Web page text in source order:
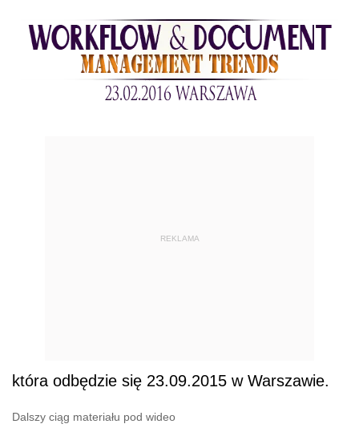
REKLAMA
która odbędzie się 23.09.2015 w Warszawie.
Dalszy ciąg materiału pod wideo